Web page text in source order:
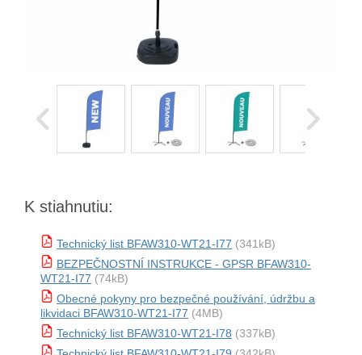
K stiahnutiu:
Technický list BFAW310-WT21-I77 (341kB)
BEZPEČNOSTNÍ INSTRUKCE - GPSR BFAW310-
WT21-I77 (74kB)
Obecné pokyny pro bezpečné používání, údržbu a
likvidaci BFAW310-WT21-I77 (4MB)
Technický list BFAW310-WT21-I78 (337kB)